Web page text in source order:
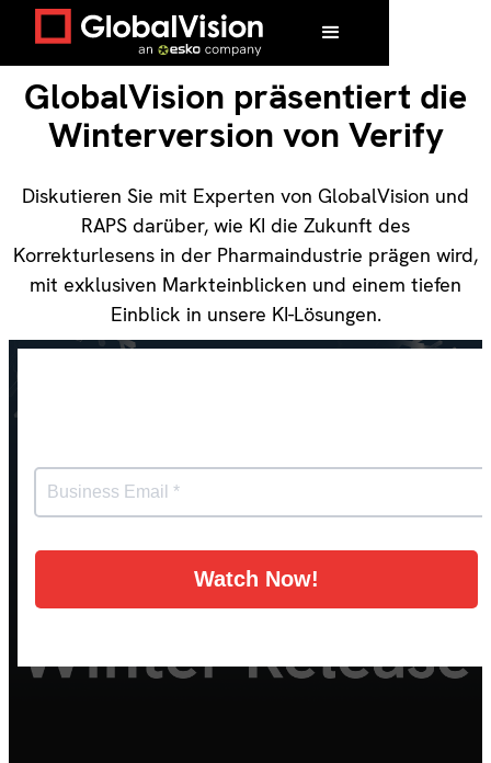
GlobalVision präsentiert die
Winterversion von Verify
Diskutieren Sie mit Experten von GlobalVision und
RAPS darüber, wie KI die Zukunft des
Korrekturlesens in der Pharmaindustrie prägen wird,
mit exklusiven Markteinblicken und einem tiefen
Einblick in unsere KI-Lösungen.